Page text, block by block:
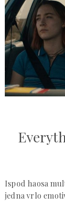
Ispod haosa
jedna vrlo